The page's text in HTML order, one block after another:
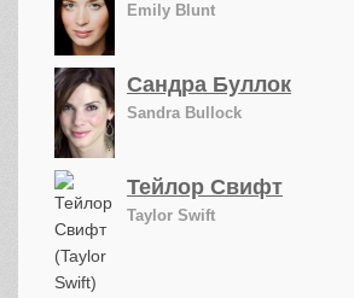
Emily Blunt
Сандра Буллок
Sandra Bullock
Тейлор Свифт
Taylor Swift